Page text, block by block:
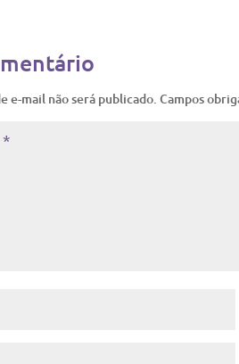
e-mail não será publicado. Campos